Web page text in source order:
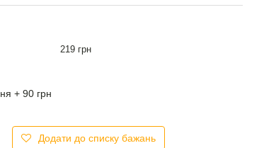
219 грн
+ 90 грн
Додати до списку бажань